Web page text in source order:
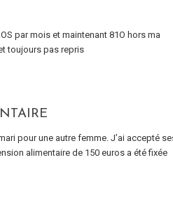
par mois et maintenant 81O hors ma
toujours pas repris
pour une autre femme. J’ai accepté
alimentaire de 150 euros a été fixée